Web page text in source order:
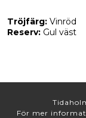
Tröjfärg: Vinröd
Reserv: Gul väst
För mer